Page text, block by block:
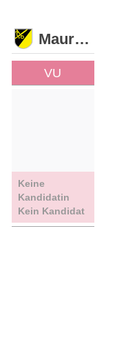
Mauren
VU
Keine
Kandidatin
Kein Kandidat